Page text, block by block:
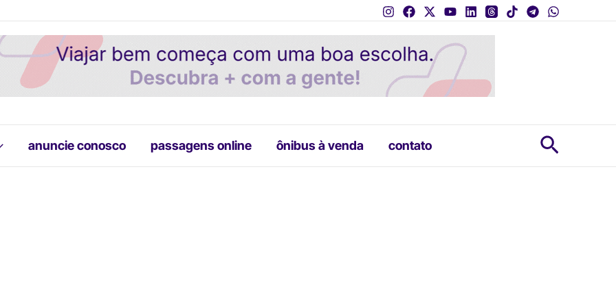
anuncie conosco passagens online ônibus à venda contato